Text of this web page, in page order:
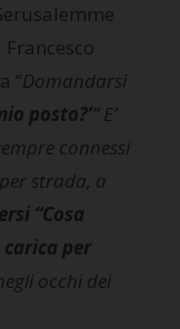
“Domandarsi
posto?’” E’
connessi
strada, a
“Cosa
carica per
occhi dei